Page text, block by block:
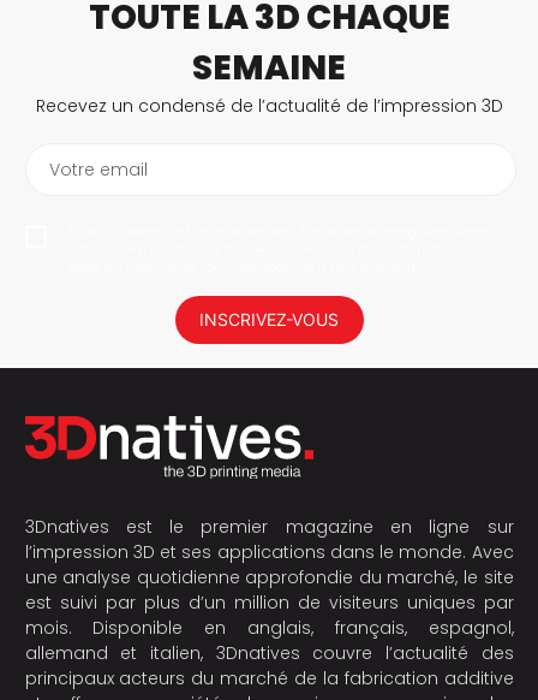
TOUTE LA 3D CHAQUE
SEMAINE
Recevez un condensé de l’actualité de l’impression 3D
Votre email
INSCRIVEZ-VOUS
3Dnatives est le premier magazine en ligne sur
l’impression 3D et ses applications dans le monde. Avec
une analyse quotidienne approfondie du marché, le site
est suivi par plus d’un million de visiteurs uniques par
mois. Disponible en anglais, français, espagnol,
allemand et italien, 3Dnatives couvre l’actualité des
principaux acteurs du marché de la fabrication additive